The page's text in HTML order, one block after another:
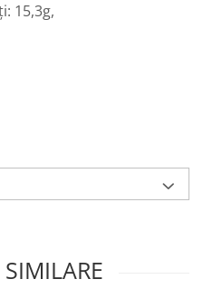
15,3g,